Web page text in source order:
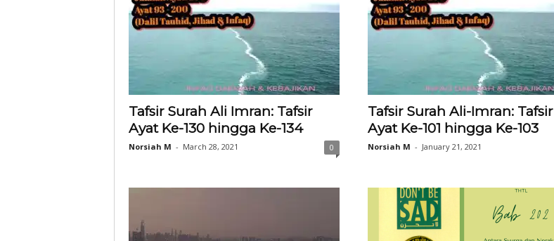
Tafsir Surah Ali Imran: Tafsir
Ayat Ke-130 hingga Ke-134
Norsiah M - March 28, 2021 0
Tafsir Surah Ali-Imran: Tafsir
Ayat Ke-101 hingga Ke-103
Norsiah M - January 21, 2021